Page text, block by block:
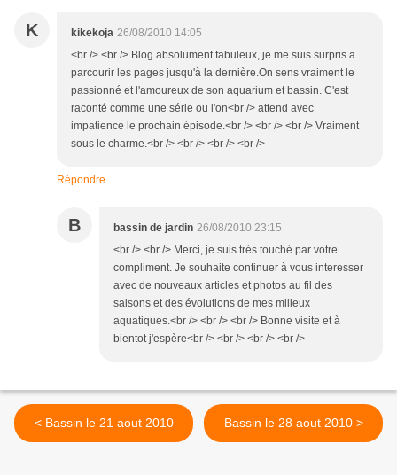
K kikekoja 26/08/2010 14:05
<br /> <br /> Blog absolument fabuleux, je me suis surpris a
parcourir les pages jusqu'à la dernière.On sens vraiment le
passionné et l'amoureux de son aquarium et bassin. C'est
raconté comme une série ou l'on<br /> attend avec
impatience le prochain épisode.<br /> <br /> <br /> Vraiment
sous le charme.<br /> <br /> <br /> <br />
Répondre
B bassin de jardin 26/08/2010 23:15
<br /> <br /> Merci, je suis trés touché par votre
compliment. Je souhaite continuer à vous interesser
avec de nouveaux articles et photos au fil des
saisons et des évolutions de mes milieux
aquatiques.<br /> <br /> <br /> Bonne visite et à
bientot j'espère<br /> <br /> <br /> <br />
< Bassin le 21 aout 2010 Bassin le 28 aout 2010 >